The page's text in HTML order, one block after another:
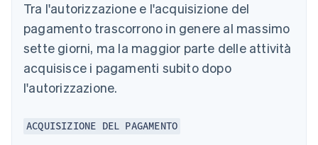
Tra l'autorizzazione e l'acquisizione del
pagamento trascorrono in genere al massimo
sette giorni, ma la maggior parte delle attività
acquisisce i pagamenti subito dopo
l'autorizzazione.
ACQUISIZIONE DEL PAGAMENTO